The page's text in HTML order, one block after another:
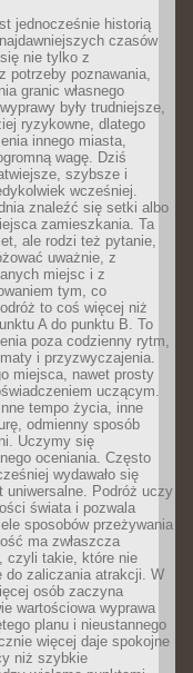
jednocześnie historią
czasów
nie tylko z
potrzeby poznawania,
granic własnego
były trudniejsze,
ryzykowne, dlatego
innego miasta,
wagę. Dziś
szybsze i
wcześniej.
znaleźć się setki albo
zamieszkania. Ta
ale rodzi też pytanie,
uważnie, z
miejsc i z
tym, co
to coś więcej niż
A do punktu B. To
poza codzienny rytm,
i przyzwyczajenia.
miejsca, nawet prosty
uczącym.
tempo życia, inne
odmienny sposób
Uczymy się
oceniania. Często
wydawało się
Podróż uczy
świata i pozwala
sposobów przeżywania
ma zwłaszcza
czyli takie, które nie
do zaliczania atrakcji. W
osób zaczyna
wartościowa wyprawa
planu i nieustannego
więcej daje spokojne
niż szybkie